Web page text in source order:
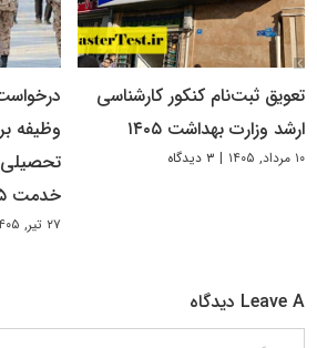
تعویق ثبت‌نام کنکور کارشناسی
ارشد وزارت بهداشت ۱۴۰۵
۱۰ مرداد, ۱۴۰۵ | ۳ دیدگاه
وظیفه
خدمت ۱۴۰۵
۲۷ تیر, ۱۴۰۵
Leave A دیدگاه